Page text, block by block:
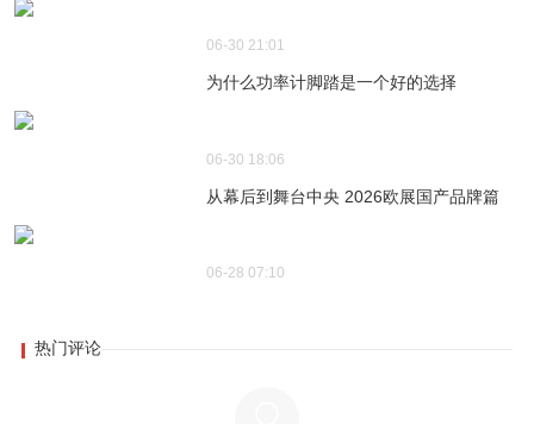
06-30 21:01
为什么功率计脚踏是一个好的选择
06-30 18:06
从幕后到舞台中央 2026欧展国产品牌篇
06-28 07:10
热门评论